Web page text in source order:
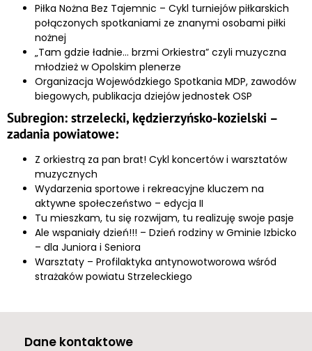
Piłka Nożna Bez Tajemnic – Cykl turniejów piłkarskich
połączonych spotkaniami ze znanymi osobami piłki
nożnej
„Tam gdzie ładnie… brzmi Orkiestra” czyli muzyczna
młodzież w Opolskim plenerze
Organizacja Wojewódzkiego Spotkania MDP, zawodów
biegowych, publikacja dziejów jednostek OSP
Subregion: strzelecki, kędzierzyńsko-kozielski –
zadania powiatowe:
Z orkiestrą za pan brat! Cykl koncertów i warsztatów
muzycznych
Wydarzenia sportowe i rekreacyjne kluczem na
aktywne społeczeństwo – edycja II
Tu mieszkam, tu się rozwijam, tu realizuję swoje pasje
Ale wspaniały dzień!!! – Dzień rodziny w Gminie Izbicko
– dla Juniora i Seniora
Warsztaty – Profilaktyka antynowotworowa wśród
strażaków powiatu Strzeleckiego
Dane kontaktowe